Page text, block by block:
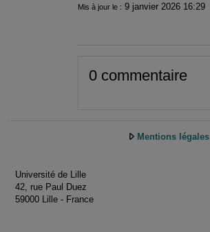
Mis à jour le : 9 janvier 2026 16:29
0 commentaire
Université de Lille
42, rue Paul Duez
59000 Lille - France
Mentions légales